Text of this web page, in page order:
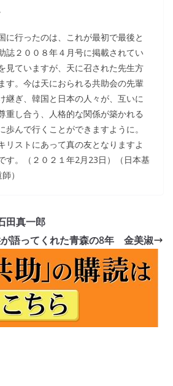
に行ったのは、これが最初で最後と
誌２００８年４月号に掲載されてい
見ていますが、天に召された先生方
す。今は天におられる共助会の先輩
継ぎ、韓国と日本の人々が、互いに
重し合う、人格的な関係が築かれる
歩んで行くことができますように。
リストにあって真の友となりますよ
す。（２０２１年2月23日）（日本基
）
田真一郎
語ってくれた青森の8年 金美淑